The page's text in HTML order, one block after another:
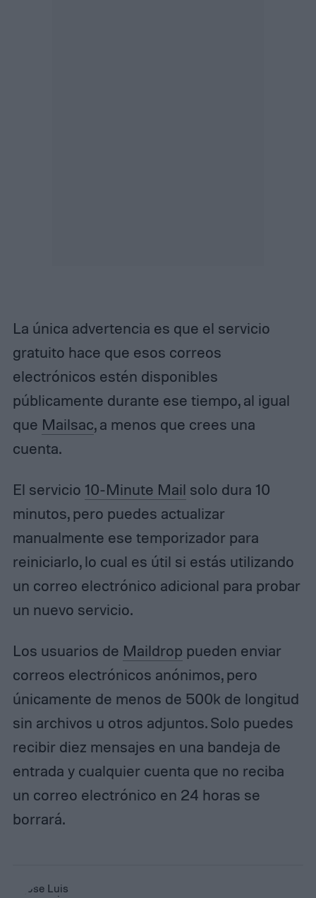
La única advertencia es que el servicio
gratuito hace que esos correos
electrónicos estén disponibles
públicamente durante ese tiempo, al igual
que Mailsac, a menos que crees una
cuenta.
El servicio 10-Minute Mail solo dura 10
minutos, pero puedes actualizar
manualmente ese temporizador para
reiniciarlo, lo cual es útil si estás utilizando
un correo electrónico adicional para probar
un nuevo servicio.
Los usuarios de Maildrop pueden enviar
correos electrónicos anónimos, pero
únicamente de menos de 500k de longitud
sin archivos u otros adjuntos. Solo puedes
recibir diez mensajes en una bandeja de
entrada y cualquier cuenta que no reciba
un correo electrónico en 24 horas se
borrará.